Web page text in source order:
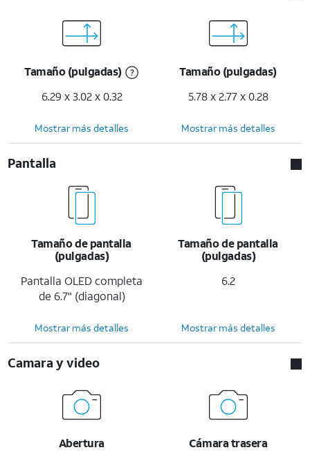
Tamaño (pulgadas)
6.29 x 3.02 x 0.32
Tamaño (pulgadas)
5.78 x 2.77 x 0.28
Mostrar más detalles Mostrar más detalles
Pantalla
Tamaño de pantalla
(pulgadas)
Pantalla OLED completa
de 6.7" (diagonal)
Tamaño de pantalla
(pulgadas)
6.2
Mostrar más detalles Mostrar más detalles
Camara y video
Abertura
Cámara trasera